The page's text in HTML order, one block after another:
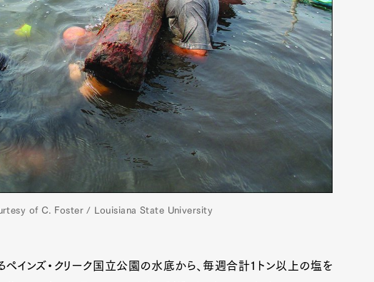
of C. Foster / Louisiana State University
インズ・クリーク国立公園の水底から、毎週合計1トン以上の塩を